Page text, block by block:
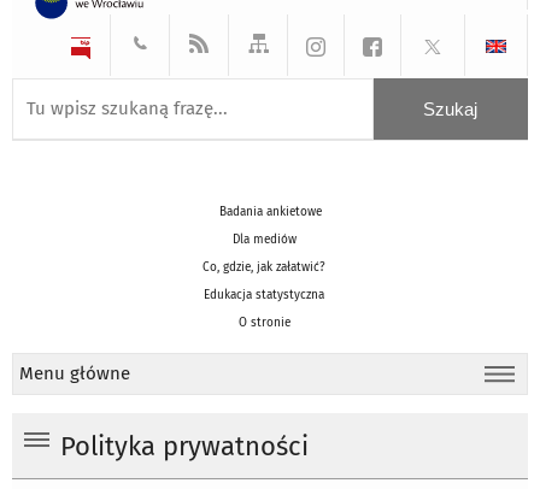
czarnymczarnymżółtym
Badania ankietowe
Dla mediów
Co, gdzie, jak załatwić?
Edukacja statystyczna
O stronie
Menu główne
Polityka prywatności